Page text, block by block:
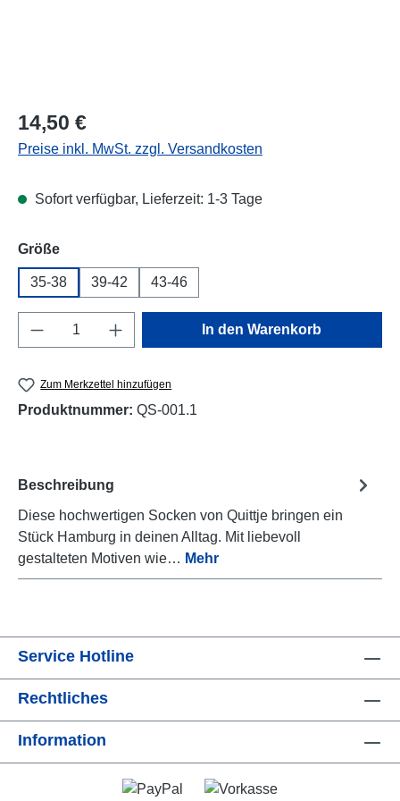
Regulärer Preis:
14,50 €
Preise inkl. MwSt. zzgl. Versandkosten
Sofort verfügbar, Lieferzeit: 1-3 Tage
Größeauswählen
35-38 39-42 43-46
Produkt Anzahl: Gib den gewünschten
In den Warenkorb
Zum Merkzettel hinzufügen
Produktnummer: QS-001.1
Beschreibung
Diese hochwertigen Socken von Quittje bringen ein
Stück Hamburg in deinen Alltag. Mit liebevoll
gestalteten Motiven wie… Mehr
Service Hotline
Rechtliches
Information